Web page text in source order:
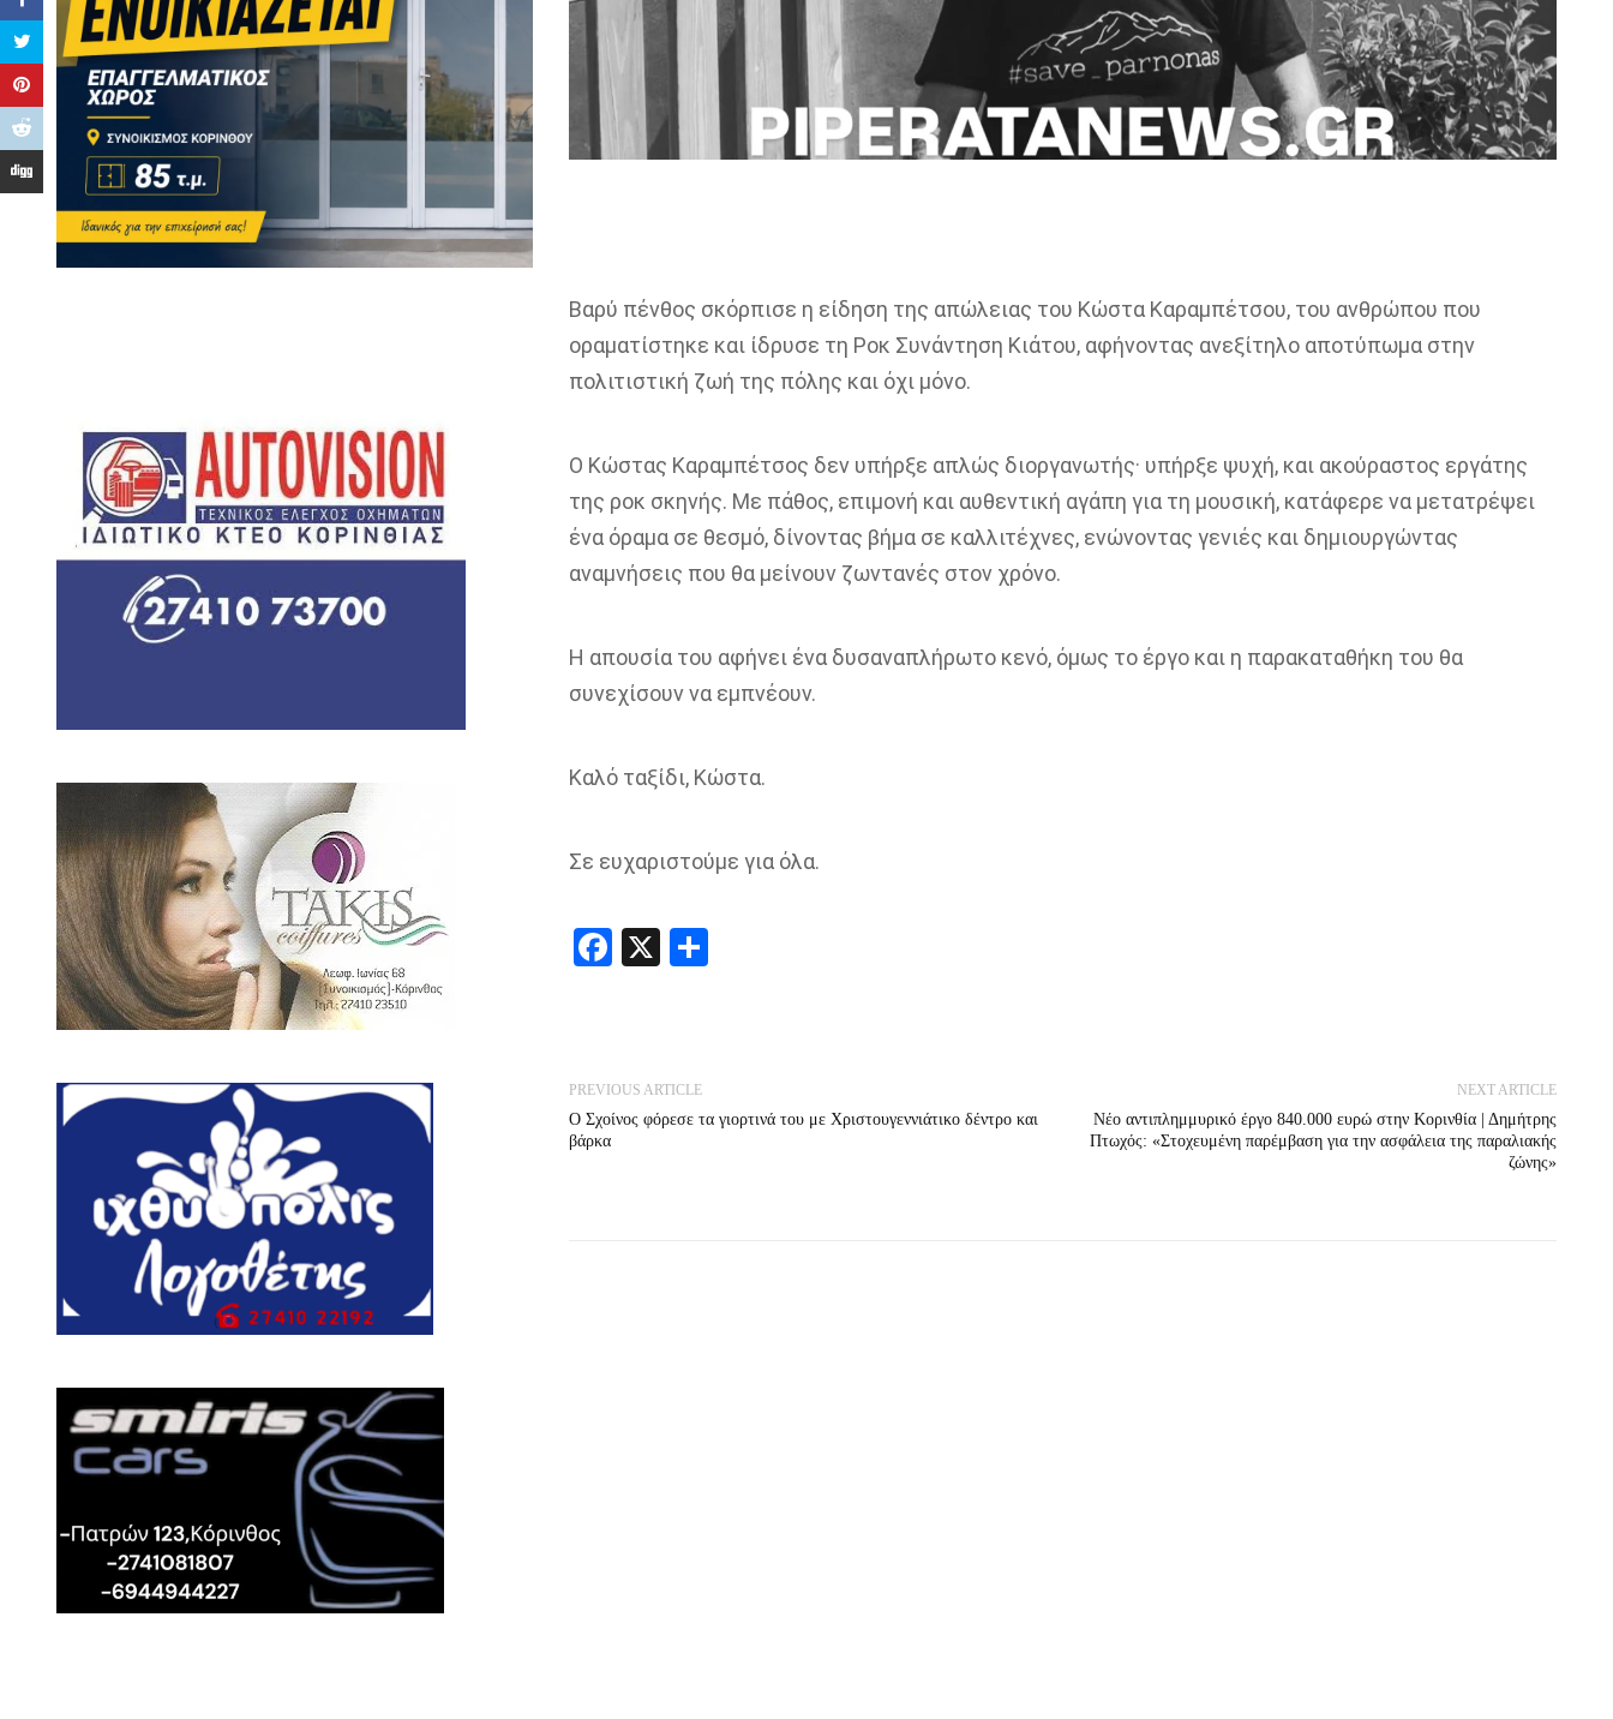
Βαρύ πένθος σκόρπισε η είδηση της απώλειας του Κώστα Καραμπέτσου, του ανθρώπου που
οραματίστηκε και ίδρυσε τη Ροκ Συνάντηση Κιάτου, αφήνοντας ανεξίτηλο αποτύπωμα στην
πολιτιστική ζωή της πόλης και όχι μόνο.
Ο Κώστας Καραμπέτσος δεν υπήρξε απλώς διοργανωτής· υπήρξε ψυχή, και ακούραστος εργάτης
της ροκ σκηνής. Με πάθος, επιμονή και αυθεντική αγάπη για τη μουσική, κατάφερε να μετατρέψει
ένα όραμα σε θεσμό, δίνοντας βήμα σε καλλιτέχνες, ενώνοντας γενιές και δημιουργώντας
αναμνήσεις που θα μείνουν ζωντανές στον χρόνο.
Η απουσία του αφήνει ένα δυσαναπλήρωτο κενό, όμως το έργο και η παρακαταθήκη του θα
συνεχίσουν να εμπνέουν.
Καλό ταξίδι, Κώστα.
Σε ευχαριστούμε για όλα.
Facebook
X Share
PREVIOUS ARTICLE
Ο Σχοίνος φόρεσε τα γιορτινά του με Χριστουγεννιάτικο δέντρο και
βάρκα
NEXT ARTICLE
Νέο αντιπλημμυρικό έργο 840.000 ευρώ στην Κορινθία | Δημήτρης
Πτωχός: «Στοχευμένη παρέμβαση για την ασφάλεια της παραλιακής
ζώνης»